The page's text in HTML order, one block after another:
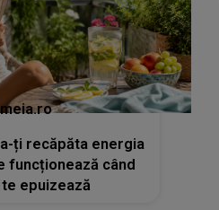
ți recăpăta energia
funcționează când
epuizează